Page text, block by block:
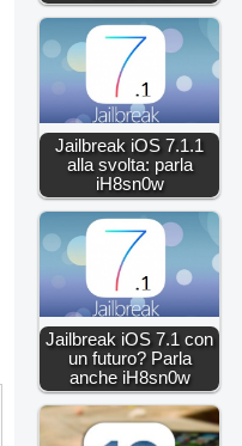
Jailbreak iOS 7.1.1
alla svolta: parla
iH8sn0w
Jailbreak iOS 7.1 con
un futuro? Parla
anche iH8sn0w